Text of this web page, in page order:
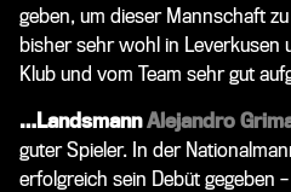
geben, um dieser Mannschaft
bisher sehr wohl in Leverkusen
Klub und vom Team sehr gut
…LandsmannAlejandro
guter Spieler. In der
erfolgreich sein Debüt gegeben